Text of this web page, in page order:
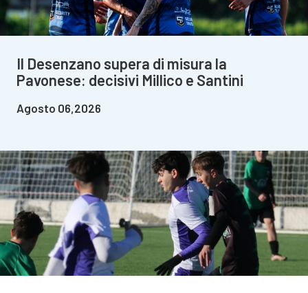
Il Desenzano supera di misura la
Pavonese: decisivi Millico e Santini
Agosto 06,2026